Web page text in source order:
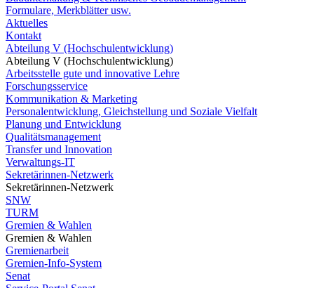
Formulare, Merkblätter usw.
Aktuelles
Kontakt
Abteilung V (Hochschulentwicklung)
Abteilung V (Hochschulentwicklung)
Arbeitsstelle gute und innovative Lehre
Forschungsservice
Kommunikation & Marketing
Personalentwicklung, Gleichstellung und Soziale Vielfalt
Planung und Entwicklung
Qualitätsmanagement
Transfer und Innovation
Verwaltungs-IT
Sekretärinnen-Netzwerk
Sekretärinnen-Netzwerk
SNW
TURM
Gremien & Wahlen
Gremien & Wahlen
Gremienarbeit
Gremien-Info-System
Senat